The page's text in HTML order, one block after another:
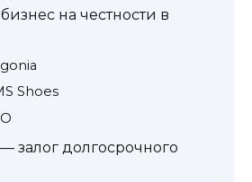
на честности в
Shoes
залог долгосрочного